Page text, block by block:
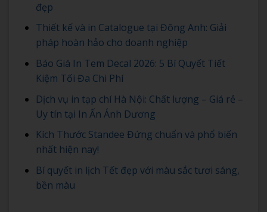
đẹp
Thiết kế và in Catalogue tại Đông Anh: Giải
pháp hoàn hảo cho doanh nghiệp
Báo Giá In Tem Decal 2026: 5 Bí Quyết Tiết
Kiệm Tối Đa Chi Phí
Dịch vụ in tạp chí Hà Nội: Chất lượng – Giá rẻ –
Uy tín tại In Ấn Ánh Dương
Kích Thước Standee Đứng chuẩn và phổ biến
nhất hiện nay!
Bí quyết in lịch Tết đẹp với màu sắc tươi sáng,
bền màu